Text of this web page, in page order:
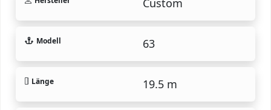
Custom
Modell 63
Länge 19.5 m